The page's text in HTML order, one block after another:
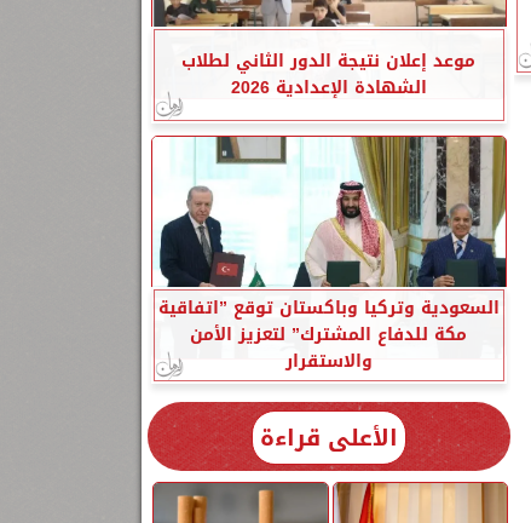
موعد إعلان نتيجة الدور الثاني لطلاب
الشهادة الإعدادية 2026
السعودية وتركيا وباكستان توقع ”اتفاقية
مكة للدفاع المشترك” لتعزيز الأمن
والاستقرار
الأعلى قراءة